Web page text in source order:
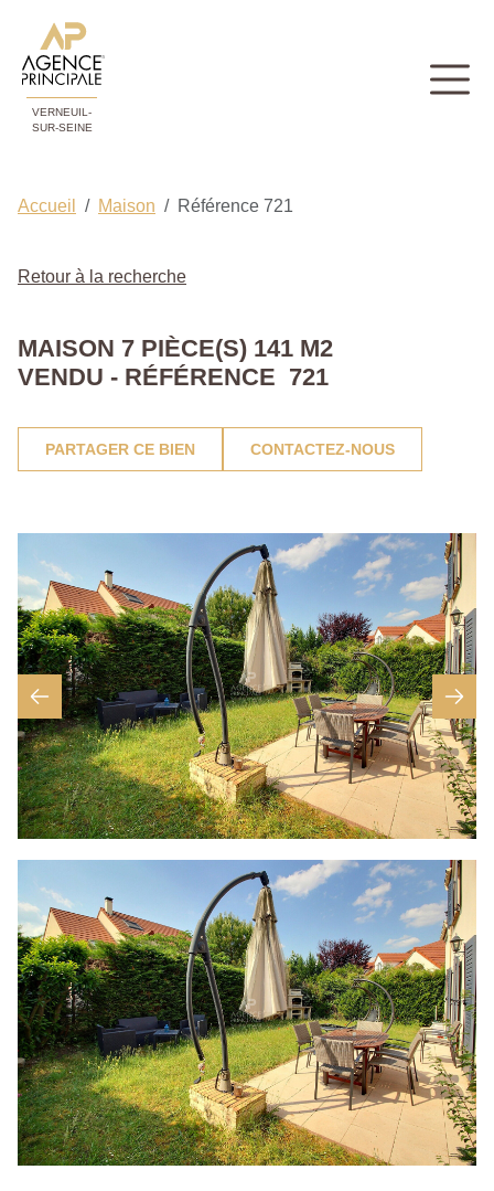
VERNEUIL-
SUR-SEINE
Accueil Maison Référence 721
Retour à la recherche
MAISON 7 PIÈCE(S) 141 M2
VENDU - RÉFÉRENCE 721
PARTAGER CE BIEN CONTACTEZ-NOUS